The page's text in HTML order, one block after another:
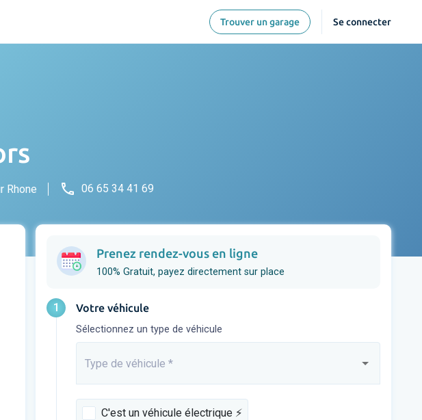
Trouver un garage Se connecter
Rhone phone 06 65 34 41 69
Prenez rendez-vous en ligne
100% Gratuit, payez directement sur place
1 Votre véhicule
Sélectionnez un type de véhicule
Saisissez...
Type de véhicule *
C'est un véhicule électrique ⚡️